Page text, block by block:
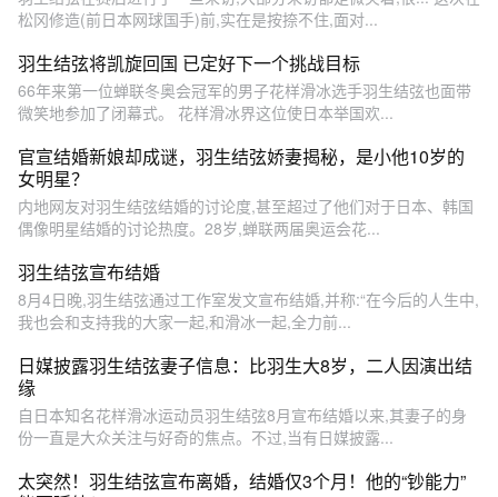
松冈修造(前日本网球国手)前,实在是按捺不住,面对...
羽生结弦将凯旋回国 已定好下一个挑战目标
66年来第一位蝉联冬奥会冠军的男子花样滑冰选手羽生结弦也面带
微笑地参加了闭幕式。 花样滑冰界这位使日本举国欢...
官宣结婚新娘却成谜，羽生结弦娇妻揭秘，是小他10岁的
女明星？
内地网友对羽生结弦结婚的讨论度,甚至超过了他们对于日本、韩国
偶像明星结婚的讨论热度。28岁,蝉联两届奥运会花...
羽生结弦宣布结婚
8月4日晚,羽生结弦通过工作室发文宣布结婚,并称:“在今后的人生中,
我也会和支持我的大家一起,和滑冰一起,全力前...
日媒披露羽生结弦妻子信息：比羽生大8岁，二人因演出结
缘
自日本知名花样滑冰运动员羽生结弦8月宣布结婚以来,其妻子的身
份一直是大众关注与好奇的焦点。不过,当有日媒披露...
太突然！羽生结弦宣布离婚，结婚仅3个月！他的“钞能力”